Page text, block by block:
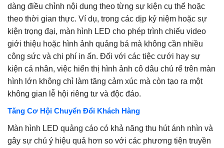
dàng điều chỉnh nội dung theo từng sự kiện cụ thể hoặc
theo thời gian thực. Ví dụ, trong các dịp kỷ niệm hoặc sự
kiện trọng đại, màn hình LED cho phép trình chiếu video
giới thiệu hoặc hình ảnh quảng bá mà không cần nhiều
công sức và chi phí in ấn. Đối với các tiệc cưới hay sự
kiện cá nhân, việc hiển thị hình ảnh cô dâu chú rể trên màn
hình lớn không chỉ làm tăng cảm xúc mà còn tạo ra một
không gian lễ hội riêng tư và độc đáo.
Tăng Cơ Hội Chuyển Đổi Khách Hàng
Màn hình LED quảng cáo có khả năng thu hút ánh nhìn và
gây sự chú ý hiệu quả hơn so với các phương tiện truyền